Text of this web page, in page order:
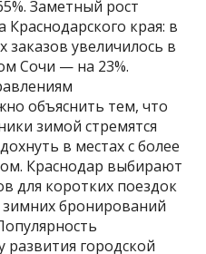
Заметный рост
Краснодарского края: в
заказов увеличилось в
Сочи — на 23%.
объяснить тем, что
зимой стремятся
в местах с более
Краснодар выбирают
для коротких поездок
бронирований
развития городской